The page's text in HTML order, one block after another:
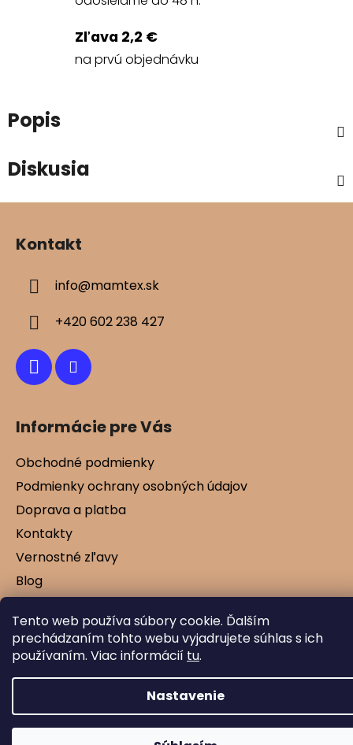
Tento web používa súbory cookie. Ďalším
prechádzaním tohto webu vyjadrujete súhlas s ich
používaním. Viac informácií tu.
Nastavenie
Zľava 2,2 €
na prvú objednávku
Popis
Diskusia
Z
Kontakt
info@mamtex.sk
+420 602 238 427
Informácie pre Vás
Obchodné podmienky
Podmienky ochrany osobných údajov
Doprava a platba
Kontakty
Vernostné zľavy
Blog
Vytvoril Shoptet
Copyright 2026Mamtex.sk
vyhradené.